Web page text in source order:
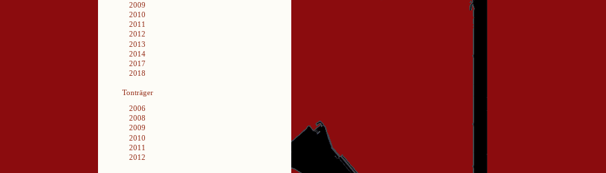
2009
2010
2011
2012
2013
2014
2017
2018
Tonträger
2006
2008
2009
2010
2011
2012